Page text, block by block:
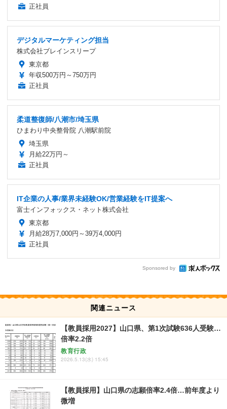
正社員
デジタルマーケティング担当
株式会社ブレインスリープ
東京都
年収500万円～750万円
正社員
柔道整復師/八潮市/埼玉県
ひまわり中央整骨院 八潮駅前院
埼玉県
月給22万円～
正社員
IT企業の人事/業界未経験OK/営業経験をIT提案へ
富士インフォックス・ネット株式会社
東京都
月給28万7,000円～39万4,000円
正社員
Sponsored by
関連ニュース
【教員採用2027】山口県、第1次試験636人受験…
倍率2.2倍
教育行政
2026.5.13(水) 15:45
【教員採用】山口県の志願倍率2.4倍…前年度より
微増